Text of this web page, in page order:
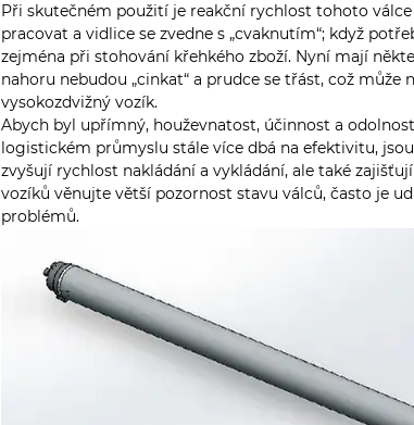
Při skutečném použití je reakční rychlost tohoto
pracovat a vidlice se zvedne s „cvaknutím“; když
zejména při stohování křehkého zboží. Nyní mají
nahoru nebudou „cinkat“ a prudce se třást, což
vysokozdvižný vozík.
Abych byl upřímný, houževnatost, účinnost a
logistickém průmyslu stále více dbá na efektivitu,
zvyšují rychlost nakládání a vykládání, ale také
vozíků věnujte větší pozornost stavu válců, často je
problémů.